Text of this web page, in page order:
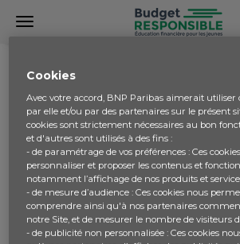
INSÉREZ VOTRE NOM D’UTILISATEUR
MAIL POUR RÉINITIALISER LE
Cookies
Avec votre accord, BNP Paribas aimerait utiliser
par elle et/ou par des partenaires sur le présent
cookies sont strictement nécessaires au bon
et d'autres sont utilisés à des fins :
- de paramétrage de vos préférences : Ces
personnaliser et proposer les contenus et
notamment l’affichage de nos produits et
- de mesure d’audience : Ces cookies nous
comprendre ainsi qu'à nos partenaires
notre Site, et de mesurer le nombre de visiteurs
- de publicité non personnalisée : Ces cookies